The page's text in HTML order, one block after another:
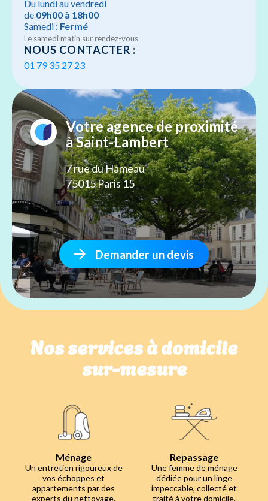
Du lundi au vendredi
de 09h00 à 18h00
Samedi : Fermé
Le samedi matin sur rendez-vous
NOUS CONTACTER :
01 79 35 27 23
Votre agence de proximité
à Saint-Lambert
7 rue du Hameau
75015 Paris 15
Demander un devis
Nos services à domicile
sur-mesure
Ménage
Un entretien rigoureux de
vos échoppes et
appartements par des
experts du nettoyage.
Repassage
Une femme de ménage
dédiée pour un linge
impeccable, collecté et
traité à votre domicile.